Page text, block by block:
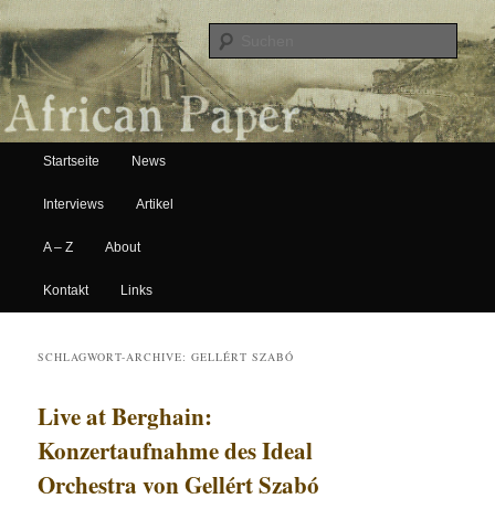
African Paper
Hauptmenü
Zum Inhalt wechseln
Zum sekundären Inhalt wechseln
Startseite News
Interviews Artikel
A – Z About
Kontakt Links
SCHLAGWORT-ARCHIVE:GELLÉRT SZABÓ
Live at Berghain:
Konzertaufnahme des Ideal
Orchestra von Gellért Szabó